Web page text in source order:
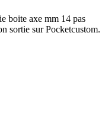
boite axe mm 14 pas
sortie sur Pocketcustom.